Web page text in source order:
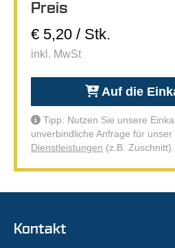
Preis
€ 5,20 / Stk.
inkl. MwSt
Auf die
Tipp: Nutzen Sie unsere
unverbindliche Anfrage für unser
Dienstleistungen (z.B. Zuschnitt).
Kontakt